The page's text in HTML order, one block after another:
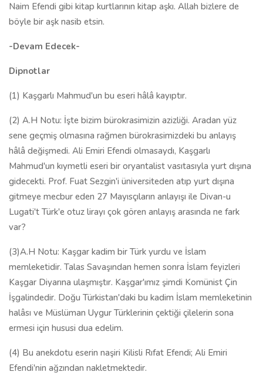
Naim Efendi gibi kitap kurtlarının kitap aşkı. Allah bizlere de
böyle bir aşk nasib etsin.
-Devam Edecek-
Dipnotlar
(1) Kaşgarlı Mahmud'un bu eseri hâlâ kayıptır.
(2) A.H Notu: İşte bizim bürokrasimizin azizliği. Aradan yüz
sene geçmiş olmasına rağmen bürokrasimizdeki bu anlayış
hâlâ değişmedi. Ali Emiri Efendi olmasaydı, Kaşgarlı
Mahmud'un kıymetli eseri bir oryantalist vasıtasıyla yurt dışına
gidecekti. Prof. Fuat Sezgin'i üniversiteden atıp yurt dışına
gitmeye mecbur eden 27 Mayısçıların anlayışı ile Divan-u
Lugati't Türk'e otuz lirayı çok gören anlayış arasında ne fark
var?
(3)A.H Notu: Kaşgar kadim bir Türk yurdu ve İslam
memleketidir. Talas Savaşından hemen sonra İslam feyizleri
Kaşgar Diyarına ulaşmıştır. Kaşgar'ımız şimdi Komünist Çin
İşgalindedir. Doğu Türkistan'daki bu kadim İslam memleketinin
halâsı ve Müslüman Uygur Türklerinin çektiği çilelerin sona
ermesi için hususi dua edelim.
(4) Bu anekdotu eserin naşiri Kilisli Rıfat Efendi; Ali Emiri
Efendi'nin ağzından nakletmektedir.